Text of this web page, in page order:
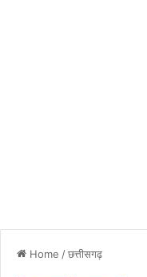
Home /छत्तीसगढ़